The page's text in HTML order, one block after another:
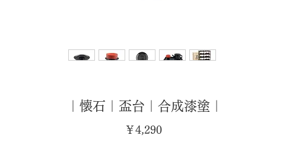
｜懐石｜盃台｜合成漆塗｜
￥4,290価